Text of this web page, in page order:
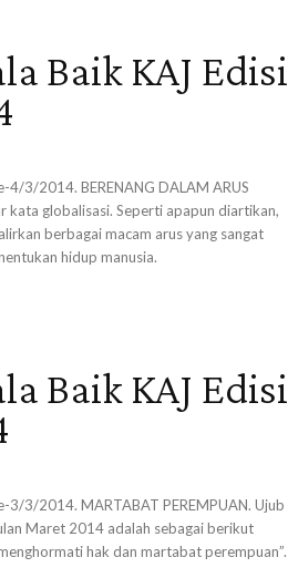
Baik KAJ Edisi
4/3/2014. BERENANG DALAM ARUS
kata globalisasi. Seperti apapun diartikan,
berbagai macam arus yang sangat
hidup manusia.
Baik KAJ Edisi
3/3/2014. MARTABAT PEREMPUAN. Ujub
Maret 2014 adalah sebagai berikut
hak dan martabat perempuan”.